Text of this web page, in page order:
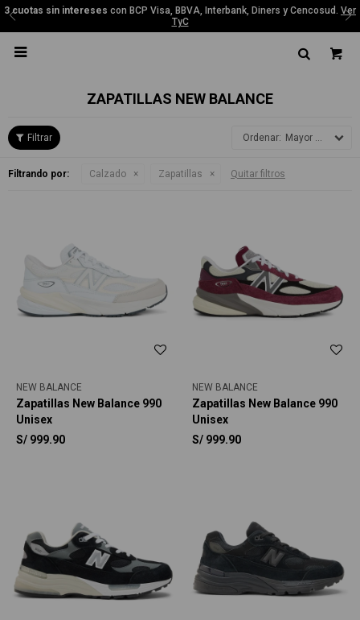
3 cuotas sin intereses con BCP Visa, BBVA, Interbank, Diners y Cencosud. Ver
TyC

ZAPATILLAS NEW BALANCE
Mayor precio
Filtrando por: Calzado Zapatillas Quitar filtros
NEW BALANCE
Zapatillas New Balance 990
Unisex
S/ 999.90
NEW BALANCE
Zapatillas New Balance 990
Unisex
S/ 999.90